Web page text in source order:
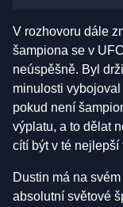
V rozhovoru dále
šampiona se v
neúspěšně. Byl
minulosti
pokud není
výplatu, a to dělat
cítí být v té nejlepší
Dustin má na
absolutní světové